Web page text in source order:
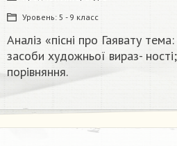
Уровень: 5 - 9 класс
Аналіз «пісні про Гаявату
засоби художньої вираз-
порівняння.​